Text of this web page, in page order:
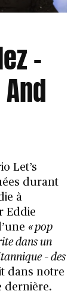
–
Let’s
durant
à
Eddie
« pop
dans un
– des
dans notre
dernière.